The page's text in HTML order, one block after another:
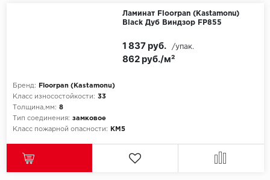
Ламинат Floorpan (Kastamonu)
Black Дуб Виндзор FP855
Бренд:
Floorpan (Kastamonu)
Класс износостойкости: 33
Толщина,мм: 8
Тип соединения: замковое
Класс пожарной опасности:
КМ5
862 руб./м²
1 837 руб. /упак.